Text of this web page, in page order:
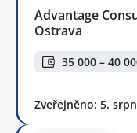
Advantage
Ostrava
35 000 – 40
Zveřejněno: 5.